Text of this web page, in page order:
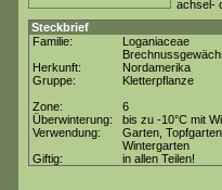
achsel-
Steckbrief
Familie:
Loganiaceae
Herkunft:
Nordamerika
Gruppe:
Kletterpflanze
Zone:
6
Überwinterung:
bis zu -10°C mit
Verwendung:
Garten, Topfgarten,
Wintergarten
Giftig:
in allen Teilen!